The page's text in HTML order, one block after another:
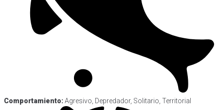
Comportamiento:Agresivo, Depredador, Solitario, Territorial